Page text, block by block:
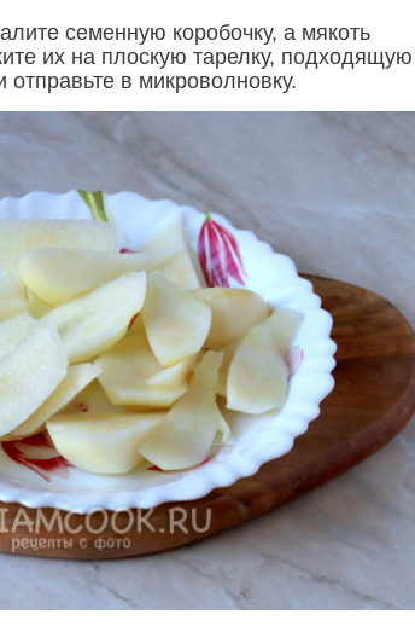
семенную коробочку, а мякоть
их на плоскую тарелку,
в микроволновку.